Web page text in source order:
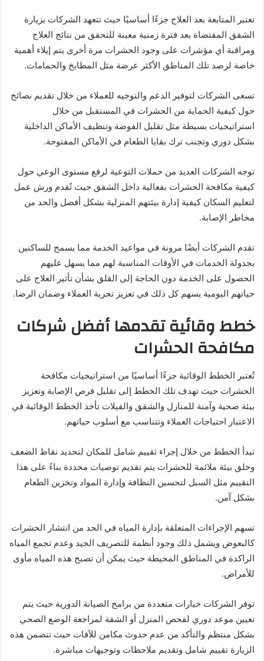
تعتبر المتابعة بعد العلاج جزءًا أساسيًا حيث تتعهد الشركات بزيارة
الشقق المقتضاة بعد فترة زمنية معينة للتحقق من نتائج العلاج
ومراقبة أي مؤشرات على وجود الحشرات مرة أخرى يتم إيلاء أهمية
خاصة لرصد تلك المناطق الأكثر عرضة مثل المطابخ والحمامات.
تسعى الشركات لتوفير الدعم والتوجيه للعملاء من خلال تقديم نصائح
حول كيفية الحماية من الحشرات في المستقبل من خلال
استراتيجيات بسيطة مثل تقليل الفوضة وتنظيف الأماكن الداخلية
بشكل دوري وتجنب ترك بقايا الطعام في الأماكن المفتوحة.
توجه الشركات العديد من حملات التوعية لرفع مستوى الوعي حول
كيفية مكافحة الحشرات بفعالية داخل الشقق حيث تُقدم ورش عمل
لتعليم السكان كيفية إدارة بيئتهم المنزلية بشكل أفضل والحد من
مخاطر الإصابة.
تقدم الشركات أيضًا مرونة في مواعيد الخدمة مما يسمح للساكنين
بجدولة الخدمات في الأوقات المناسبة لهم مما يسهل عليهم
الحصول على الخدمة دون الحاجة إلى القلق بشأن تأثير العلاج على
حياتهم اليومية يسهم كل ذلك في تعزيز تجربة العملاء وضمان الرضا.
خطط وقائية تقدمها أفضل شركات
مكافحة الحشرات
تُعتبر الخطط الوقائية جزءًا أساسيًا من استراتيجيات مكافحة
الحشرات حيث تهدف تلك الخطط إلى تقليل فرص الإصابة وتعزيز
بيئة صحية وآمنة للمنازل والشقق والفيلات تأخذ الخطط الوقائية في
الاعتبار احتياجات العملاء وتتناسب مع أسلوب حياتهم.
تبدأ الخطط من خلال إجراء تقييم شامل للمكان لتحديد نقاط الضعف
وخلق بيئة ملائمة للحشرات يتم تقديم توصيات محددة بناءً على هذا
التقييم مثل السبل لتحسين النظافة وإدارة المواد وتخزين الطعام
بشكل آمن.
تسهم الإجراءات المتعلقة بإدارة المياه في الحد من انتشار الحشرات
كالبعوض ويشمل ذلك وجود أنظمة للتصريف الجيد وعدم تجمع المياه
الراكدة في المناطق المحيطة حيث يمكن أن تصبح هذه المياه مأوى
للأمراض.
توفر الشركات خيارات متعددة من برامج الصيانة الدورية حيث يتم
تعيين موعد دوري لفحص المنزل أو الشقة لمراجعة الوضع الصحي
بشكل منتظم والتأكد من عدم حدوث مكامن للآفات حيث تتضمن هذه
الزيارة تقييم شامل وتقديم ملاحظات وتوجيهات مباشرة.